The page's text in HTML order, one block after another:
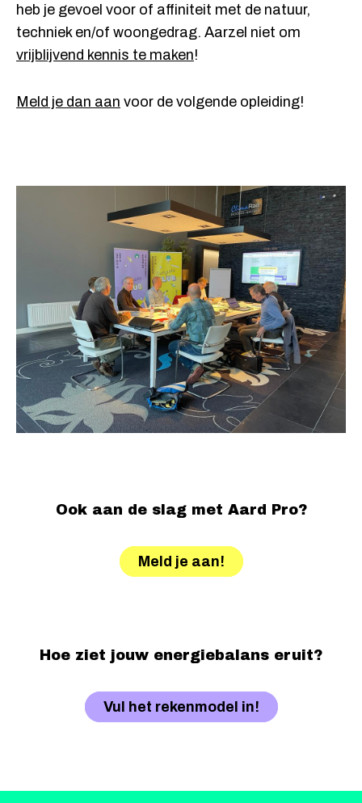
heb je gevoel voor of affiniteit met de natuur,
techniek en/of woongedrag. Aarzel niet om
vrijblijvend kennis te maken!
Meld je dan aan voor de volgende opleiding!
Ook aan de slag met Aard Pro?
Meld je aan!
Hoe ziet jouw energiebalans eruit?
Vul het rekenmodel in!